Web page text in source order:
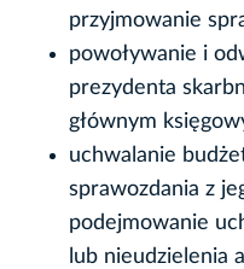
przyjmowanie
powoływanie i
prezydenta
głównym
uchwalanie
sprawozdania z
podejmowanie
lub nieudzielenia